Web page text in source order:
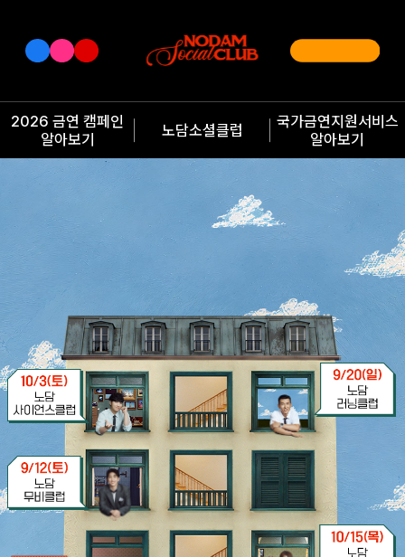
2026 금연 캠페인
알아보기
노담소셜클럽
국가금연지원서비스
알아보기